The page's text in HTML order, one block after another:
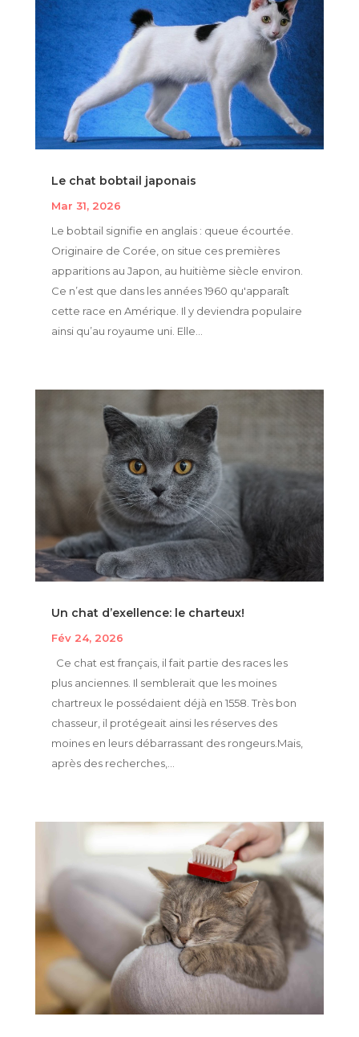
Le chat bobtail japonais
Mar 31, 2026
Le bobtail signifie en anglais : queue écourtée.
Originaire de Corée, on situe ces premières
apparitions au Japon, au huitième siècle environ.
Ce n’est que dans les années 1960 qu'apparaît
cette race en Amérique. Il y deviendra populaire
ainsi qu’au royaume uni. Elle...
Un chat d’exellence: le charteux!
Fév 24, 2026
Ce chat est français, il fait partie des races les
plus anciennes. Il semblerait que les moines
chartreux le possédaient déjà en 1558. Très bon
chasseur, il protégeait ainsi les réserves des
moines en leurs débarrassant des rongeurs.Mais,
après des recherches,...